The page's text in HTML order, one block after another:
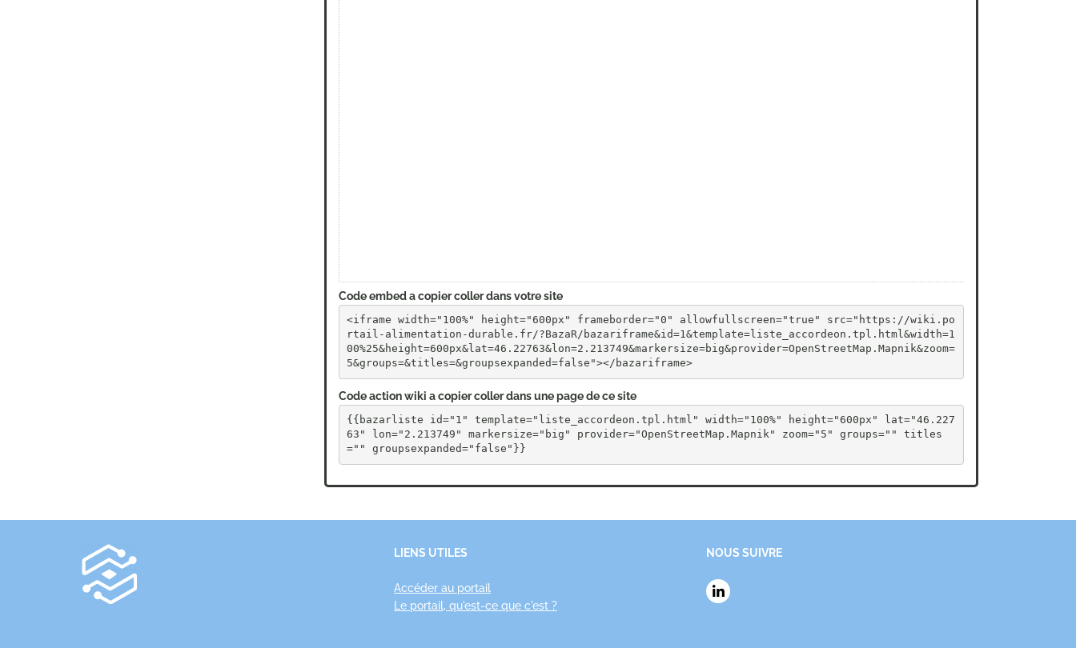
Code embed a copier coller dans votre site
<iframe width="100%" height="600px" frameborder="0" allowfullscreen="true" src="https://wiki.po
rtail-alimentation-durable.fr/?BazaR/bazariframe&id=1&template=liste_accordeon.tpl.html&width=1
00%25&height=600px&lat=46.22763&lon=2.213749&markersize=big&provider=OpenStreetMap.Mapnik&zoom=
5&groups=&titles=&groupsexpanded=false"></bazariframe>
Code action wiki a copier coller dans une page de ce site
{{bazarliste id="1" template="liste_accordeon.tpl.html" width="100%" height="600px" lat="46.227
63" lon="2.213749" markersize="big" provider="OpenStreetMap.Mapnik" zoom="5" groups="" titles
="" groupsexpanded="false"}}
LIENS UTILES
Accéder au portail
Le portail, qu'est-ce que c'est ?
NOUS SUIVRE